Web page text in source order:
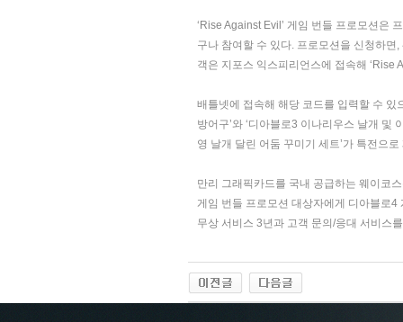
‘Rise Against Evil’ 게임 번들 프로모션은
구나 참여할 수 있다. 프로모션을 신청하
객은 지포스 익스피리언스에 접속해 ‘Rise
배틀넷에 접속해 해당 코드를 입력할 수 있
방어구’와 ‘디아블로3 이나리우스 날개 및
영 날개 달린 어둠 꾸미기 세트’가 특전으
만리 그래픽카드를 국내 공급하는 웨이코
게임 번들 프로모션 대상자에게 디아블로
무상 서비스 3년과 고객 문의/응대 서비스